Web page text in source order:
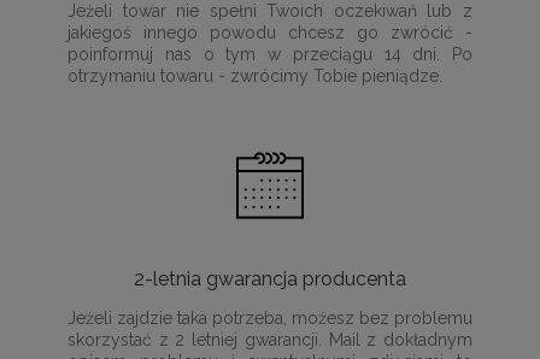
Jeżeli towar nie spełni Twoich oczekiwań lub z
jakiegoś innego powodu chcesz go zwrócić -
poinformuj nas o tym w przeciągu 14 dni. Po
otrzymaniu towaru - zwrócimy Tobie pieniądze.
2-letnia gwarancja producenta
Jeżeli zajdzie taka potrzeba, możesz bez problemu
skorzystać z 2 letniej gwarancji. Mail z dokładnym